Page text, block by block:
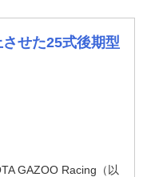
せた25式後期型
GAZOO Racing（以